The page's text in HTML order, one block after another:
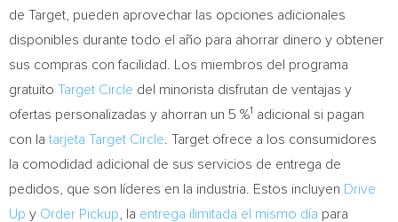
de Target, pueden aprovechar las opciones adicionales
disponibles durante todo el año para ahorrar dinero y obtener
sus compras con facilidad. Los miembros del programa
gratuito Target Circle del minorista disfrutan de ventajas y
ofertas personalizadas y ahorran un 5 %1 adicional si pagan
con latarjeta Target Circle . Target ofrece a los consumidores
la comodidad adicional de sus servicios de entrega de
pedidos, que son líderes en la industria. Estos incluyen Drive
Up y Order Pickup , la entrega ilimitada el mismo día para